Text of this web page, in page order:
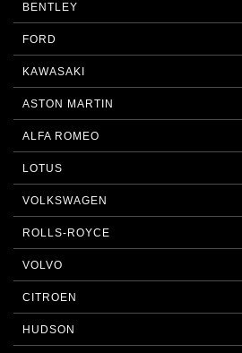
BENTLEY
FORD
KAWASAKI
ASTON MARTIN
ALFA ROMEO
LOTUS
VOLKSWAGEN
ROLLS-ROYCE
VOLVO
CITROEN
HUDSON